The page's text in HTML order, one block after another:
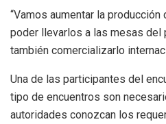
“Vamos aumentar la
poder llevarlos a las mesas del
también comercializarlo
Una de las participantes del
tipo de encuentros son
autoridades conozcan los